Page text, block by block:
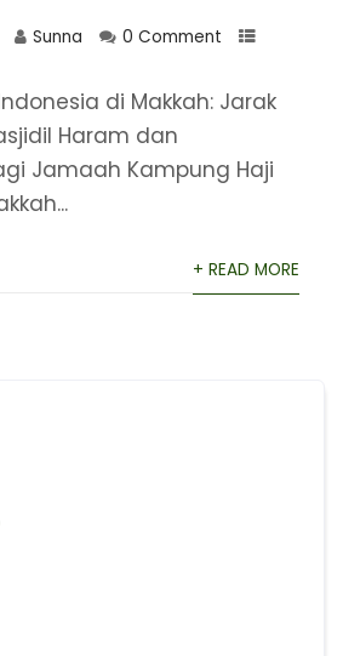
Sunna
0 Comment
di Makkah: Jarak
Haram dan
Jamaah Kampung Haji
+ READ MORE